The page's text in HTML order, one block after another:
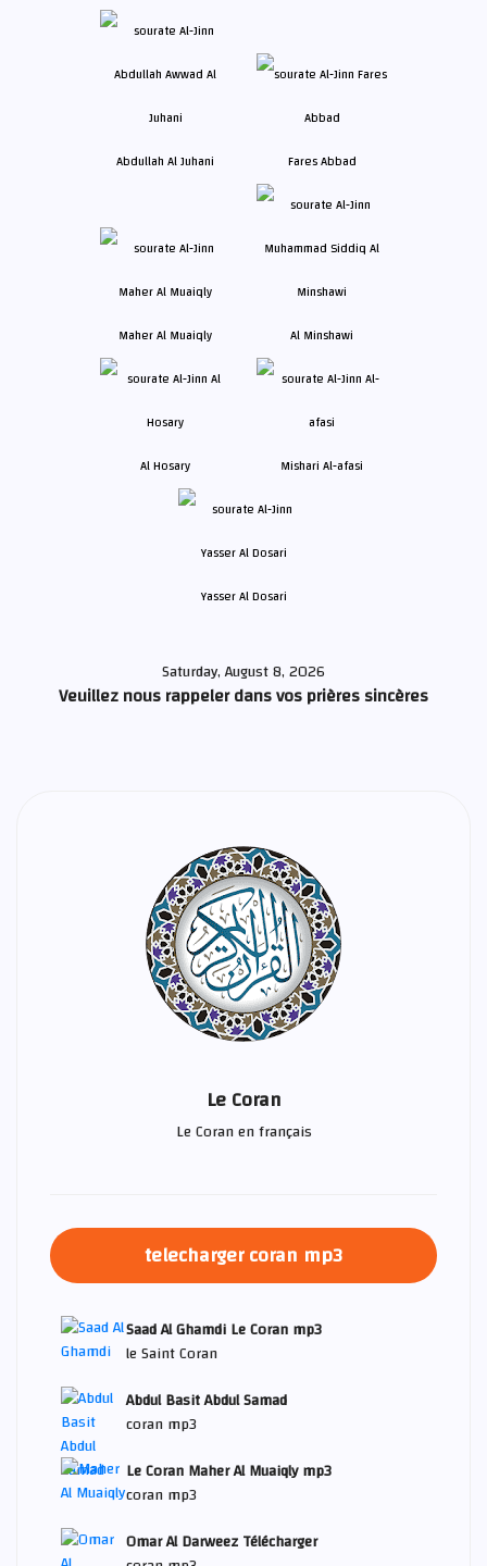
Abdullah Al Juhani Fares Abbad
Maher Al Muaiqly Al Minshawi
Al Hosary Mishari Al-afasi
Yasser Al Dosari
Saturday, August 8, 2026
Veuillez nous rappeler dans vos prières sincères
Le Coran
Le Coran en français
telecharger coran mp3
Saad Al Ghamdi Le Coran mp3
le Saint Coran
Abdul Basit Abdul Samad
coran mp3
Le Coran Maher Al Muaiqly mp3
coran mp3
Omar Al Darweez Télécharger